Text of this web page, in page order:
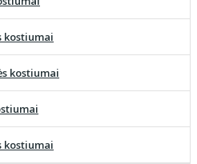
kostiumai
kostiumai
kostiumai